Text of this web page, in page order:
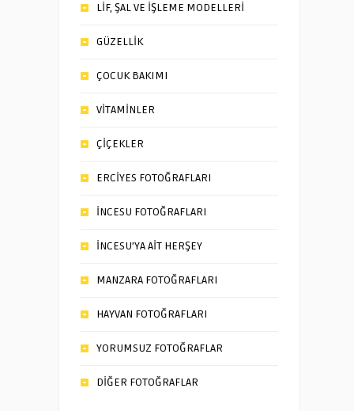
LİF, ŞAL VE İŞLEME MODELLERİ
GÜZELLİK
ÇOCUK BAKIMI
VİTAMİNLER
ÇİÇEKLER
ERCİYES FOTOĞRAFLARI
İNCESU FOTOĞRAFLARI
İNCESU’YA AİT HERŞEY
MANZARA FOTOĞRAFLARI
HAYVAN FOTOĞRAFLARI
YORUMSUZ FOTOĞRAFLAR
DİĞER FOTOĞRAFLAR